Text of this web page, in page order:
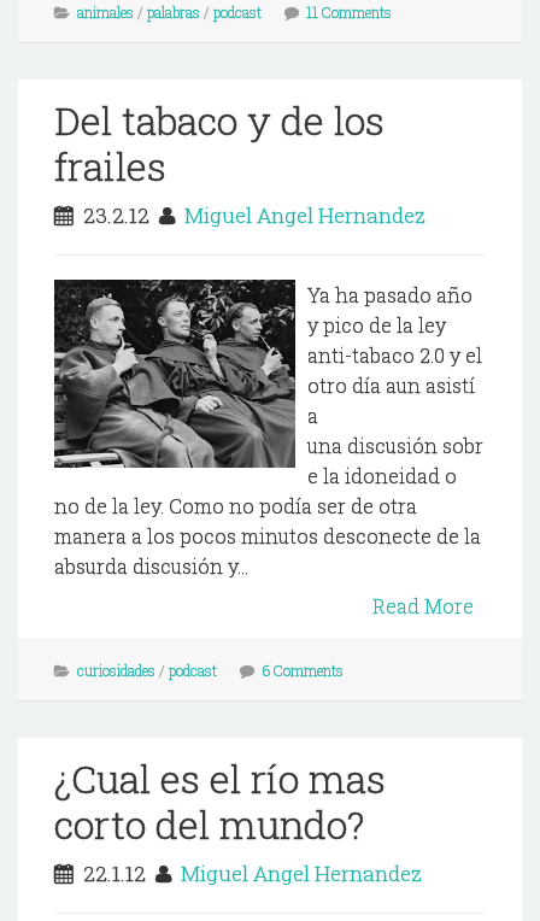
animales / palabras / podcast 11 Comments
Del tabaco y de los
frailes
23.2.12 Miguel Angel Hernandez
Ya ha pasado año
y pico de la ley
anti-tabaco 2.0 y el
otro día aun asistí
a
una discusión sobr
e la idoneidad o
no de la ley. Como no podía ser de otra
manera a los pocos minutos desconecte de la
absurda discusión y...
Read More
curiosidades / podcast 6 Comments
¿Cual es el río mas
corto del mundo?
22.1.12 Miguel Angel Hernandez